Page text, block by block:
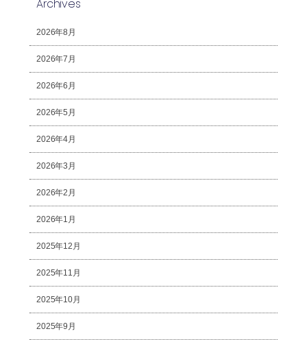
Archives
2026年8月
2026年7月
2026年6月
2026年5月
2026年4月
2026年3月
2026年2月
2026年1月
2025年12月
2025年11月
2025年10月
2025年9月